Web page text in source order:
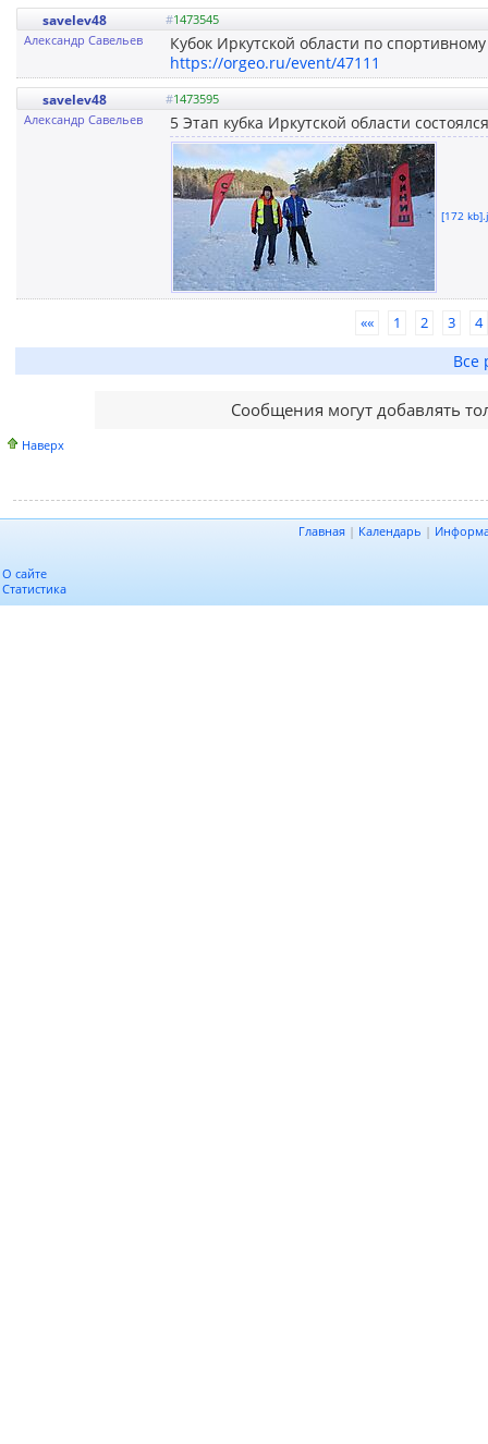
savelev48 #1473545
Александр Савельев
Кубок Иркутской области по
https://orgeo.ru/event/47111
savelev48 #1473595
Александр Савельев
5 Этап кубка Иркутской области
[172
«« 1 2 3 4
Все
Сообщения могут добавлять
Наверх
Главная | Календарь |
О сайте
Статистика